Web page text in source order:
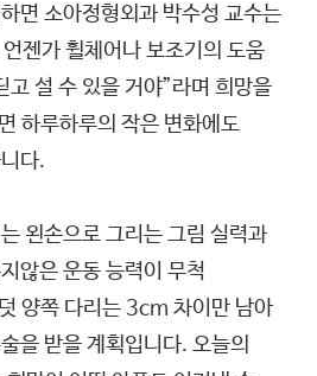
훨씬 심했죠.
그렇게 해서 보조기를 신었지만
했죠.
면 소아정형외과 박수성 교수는
젠가 휠체어나 보조기의 도움
고 설 수 있을 거야”라며 희망을
하루하루의 작은 변화에도
다.
왼손으로 그리는 그림 실력과
않은 운동 능력이 무척
양쪽 다리는 3cm 차이만 남아
을 받을 계획입니다. 오늘의